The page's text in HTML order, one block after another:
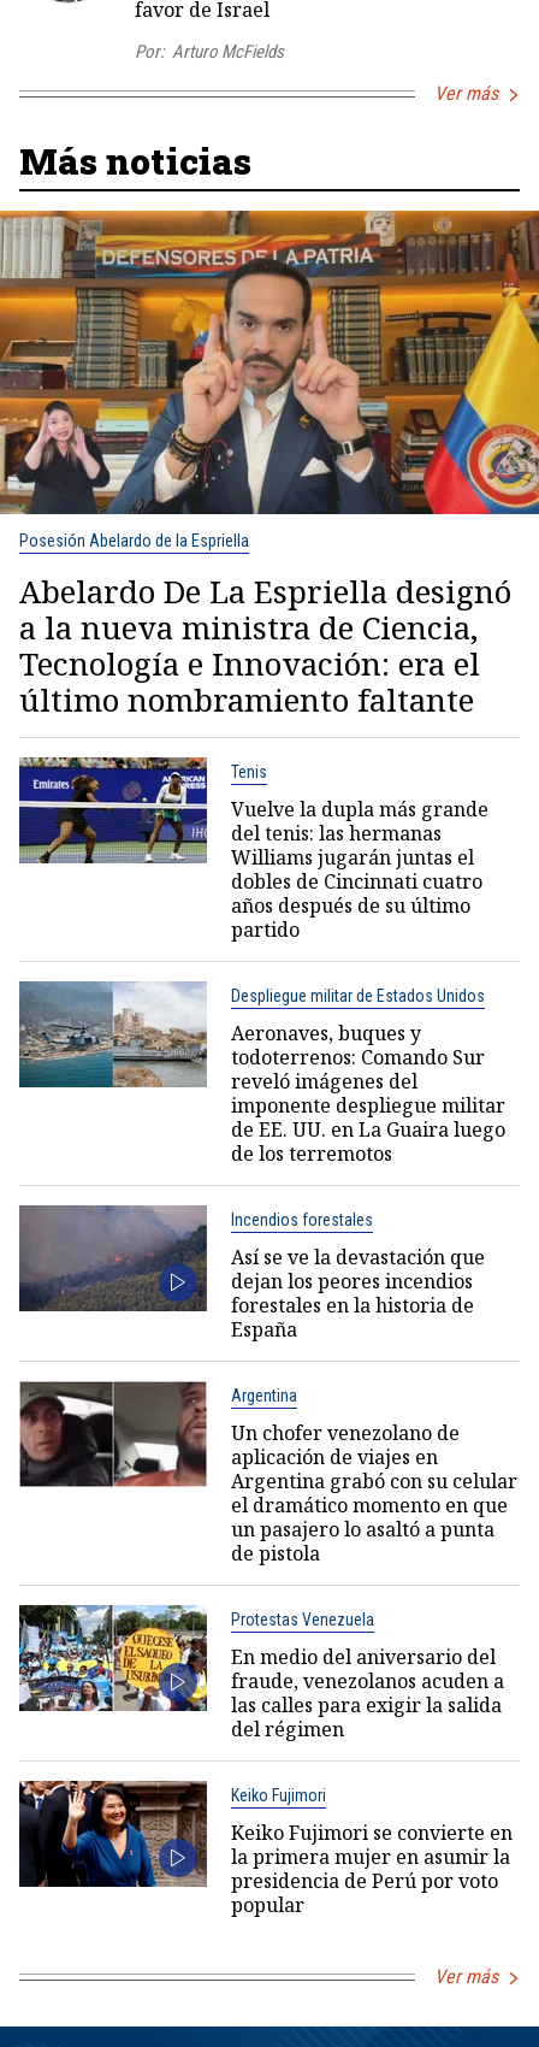
favor de Israel
Por: Arturo McFields
Ver más
Más noticias
Posesión Abelardo de la Espriella
Abelardo De La Espriella designó
a la nueva ministra de Ciencia,
Tecnología e Innovación: era el
último nombramiento faltante
Tenis
Vuelve la dupla más grande
del tenis: las hermanas
Williams jugarán juntas el
dobles de Cincinnati cuatro
años después de su último
partido
Despliegue militar de Estados Unidos
Aeronaves, buques y
todoterrenos: Comando Sur
reveló imágenes del
imponente despliegue militar
de EE. UU. en La Guaira luego
de los terremotos
Incendios forestales
Así se ve la devastación que
dejan los peores incendios
forestales en la historia de
España
Argentina
Un chofer venezolano de
aplicación de viajes en
Argentina grabó con su celular
el dramático momento en que
un pasajero lo asaltó a punta
de pistola
Protestas Venezuela
En medio del aniversario del
fraude, venezolanos acuden a
las calles para exigir la salida
del régimen
Keiko Fujimori
Keiko Fujimori se convierte en
la primera mujer en asumir la
presidencia de Perú por voto
popular
Ver más